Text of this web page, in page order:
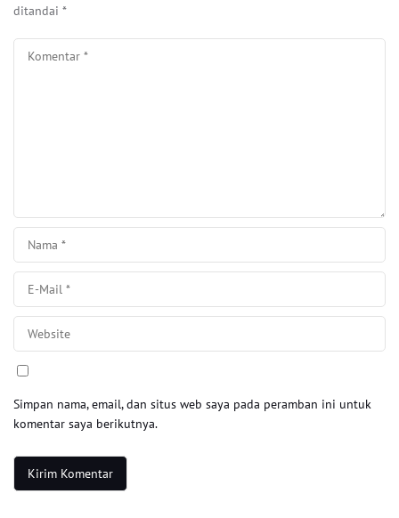
ditandai *
Simpan nama, email, dan situs web saya pada peramban ini untuk
komentar saya berikutnya.